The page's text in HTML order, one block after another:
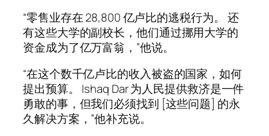
“零售业存在 28,800 亿卢比的逃税行为。 还
有这些大学的副校长，他们通过挪用大学的
资金成为了亿万富翁，”他说。
“在这个数千亿卢比的收入被盗的国家，如何
提出预算。 Ishaq Dar 为人民提供救济是一件
勇敢的事，但我们必须找到 [这些问题] 的永
久解决方案，”他补充说。